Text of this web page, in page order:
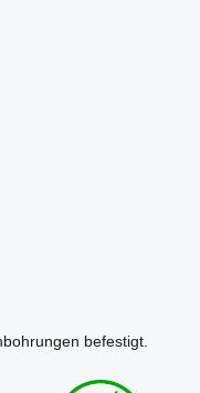
befestigt.